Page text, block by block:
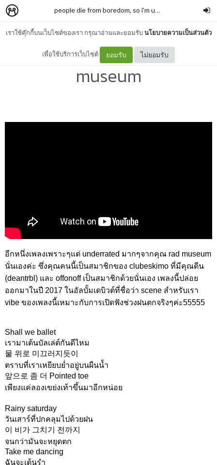
เราใช้คุ๊กกี้บนเว็บไซต์ของเรา กรุณาอ่านและยอมรับนโยบายความเป็นส่วนตัว
เพื่อใช้บริการเว็บไซต์ ยอมรับ ไม่ยอมรับ
people die from boredom, so i'm up here for my fave songs
2, dancing in the rain - rad
museum
อีกหนึ่งเพลงเพราะๆแต่ underrated มากๆจากคุณ rad museum
นั่นเองค่ะ ซึ่งคุณคนนี้เป็นสมาชิกของ clubeskimo ที่มีคุณดีน
(deantrbl) และ offonoff เป็นสมาชิกด้วยนั่นเอง เพลงนี้ปล่อย
ออกมาในปี 2017 ในอัลบั้มเดบิวต์ที่ชื่อว่า scene สำหรับเรา
vibe ของเพลงนี้เหมาะกับการเปิดฟังช่วงฝนตกจริงๆค่ะ55555
Shall we ballet
เรามาเต้นบัลเล่ต์กันดีไหม
물 위로 미끄러지듯이
ตราบที่เราเหยียบย่ำอยู่บนผืนน้ำ
앞으로 좀 더 Pointed toe
เพียงแค่ลองเขย่งเท้าขึ้นมาอีกหน่อย
Rainy saturday
วันเสาร์ที่ปกคลุมไปด้วยฝน
이 비가 그치기 전까지
จนกว่ามันจะหยุดตก
Take me dancing
ฉันจะเต้นรำ